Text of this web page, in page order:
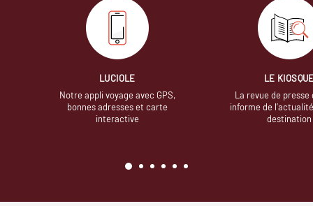
LUCIOLE
Notre appli voyage avec GPS,
bonnes adresses et carte
interactive
LE
La revue de presse
informe de
destination